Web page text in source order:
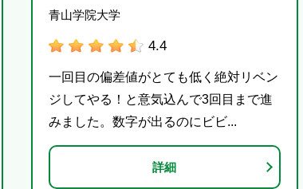
青山学院大学
4.4
一回目の偏差値がとても低く絶対リベン
ジしてやる！と意気込んで3回目まで進
みました。数字が出るのにビビ...
詳細